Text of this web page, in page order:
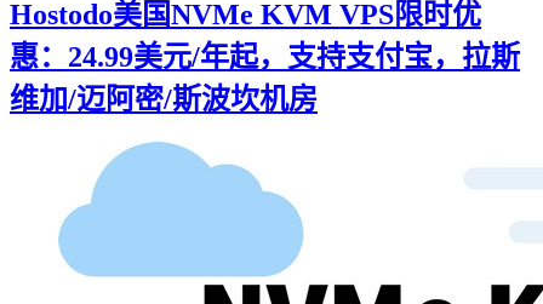
Hostodo美国NVMe KVM VPS限时优
惠：24.99美元/年起，支持支付宝，拉斯
维加/迈阿密/斯波坎机房